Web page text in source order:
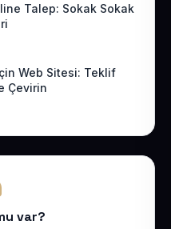
Talep: Sokak Sokak
Web Sitesi: Teklif
Çevirin
var?